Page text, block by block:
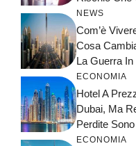
NEWS
Com’è
Cosa
La Guerra
ECONOMIA
Hotel A
Dubai, Ma
Perdite
ECONOMIA